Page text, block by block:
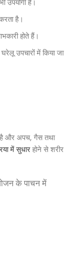
है।
होते हैं।
उपचारों में किया जा
है और अपच, गैस तथा
में सुधार होने से शरीर
के पाचन में